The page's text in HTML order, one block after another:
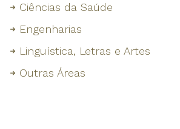
Ciências da Saúde
Engenharias
Linguística, Letras e Artes
Outras Áreas